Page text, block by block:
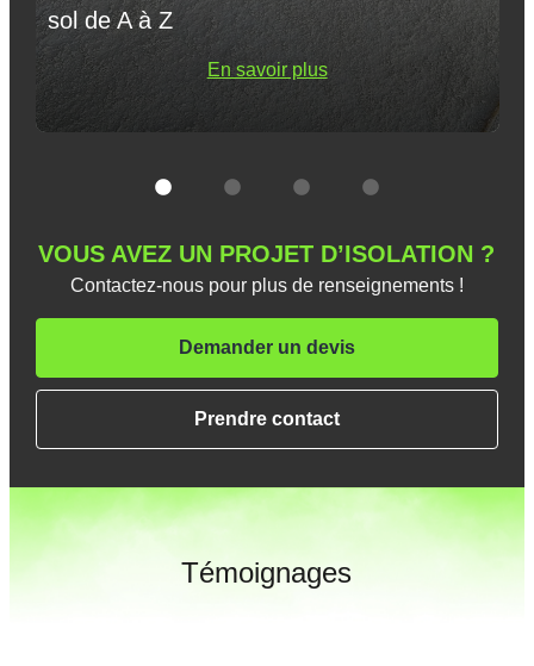
sol de A à Z
En savoir plus
VOUS AVEZ UN PROJET D’ISOLATION ?
Contactez-nous pour plus de renseignements !
Demander un devis
Prendre contact
Témoignages